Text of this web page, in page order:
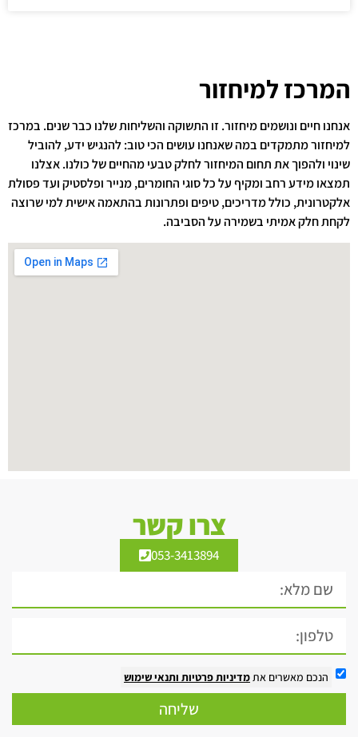
המרכז למיחזור
אנחנו חיים ונושמים מיחזור. זו התשוקה והשליחות שלנו כבר שנים. במרכז
למיחזור מתמקדים במה שאנחנו עושים הכי טוב: להנגיש ידע, להוביל
שינוי ולהפוך את תחום המיחזור לחלק טבעי מהחיים של כולנו. אצלנו
תמצאו מידע רחב ומקיף על כל סוגי החומרים, מנייר ופלסטיק ועד פסולת
אלקטרונית, כולל מדריכים, טיפים ופתרונות בהתאמה אישית למי שרוצה
לקחת חלק אמיתי בשמירה על הסביבה.
צרו קשר
053-3413894
הנכם מאשרים אתמדיניות פרטיות ותנאי שימוש
שליחה